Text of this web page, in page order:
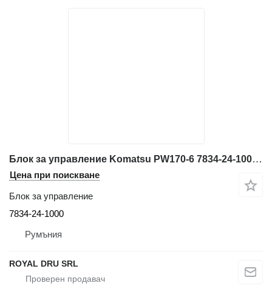
Блок за управление Komatsu PW170-6 7834-24-1000 за багер Komatsu PW170-6
Цена при поискване
Блок за управление
7834-24-1000
Румъния
ROYAL DRU SRL